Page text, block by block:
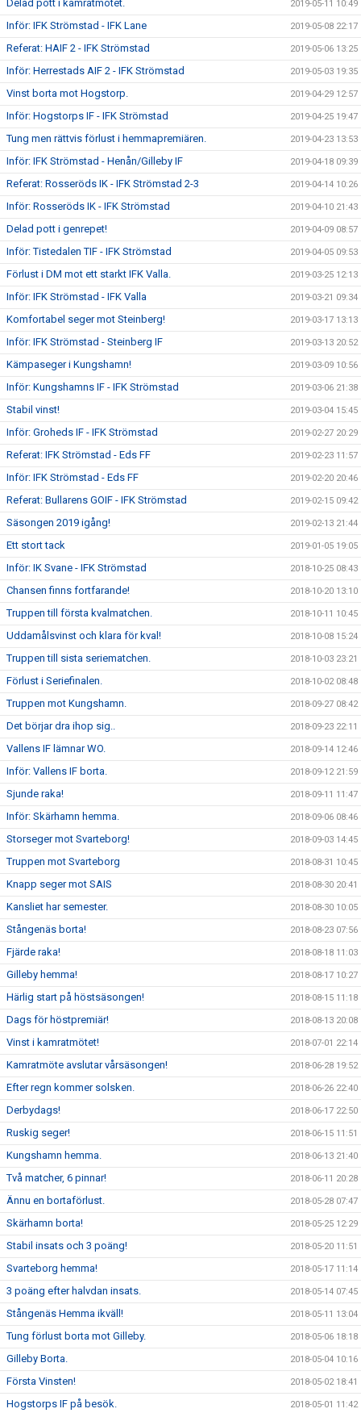
Delad pott i kamratmötet. 2019-05-11 10:49
Inför: IFK Strömstad - IFK Lane 2019-05-08 22:17
Referat: HAIF 2 - IFK Strömstad 2019-05-06 13:25
Inför: Herrestads AIF 2 - IFK Strömstad 2019-05-03 19:35
Vinst borta mot Hogstorp. 2019-04-29 12:57
Inför: Hogstorps IF - IFK Strömstad 2019-04-25 19:47
Tung men rättvis förlust i hemmapremiären. 2019-04-23 13:53
Inför: IFK Strömstad - Henån/Gilleby IF 2019-04-18 09:39
Referat: Rosseröds IK - IFK Strömstad 2-3 2019-04-14 10:26
Inför: Rosseröds IK - IFK Strömstad 2019-04-10 21:43
Delad pott i genrepet! 2019-04-09 08:57
Inför: Tistedalen TIF - IFK Strömstad 2019-04-05 09:53
Förlust i DM mot ett starkt IFK Valla. 2019-03-25 12:13
Inför: IFK Strömstad - IFK Valla 2019-03-21 09:34
Komfortabel seger mot Steinberg! 2019-03-17 13:13
Inför: IFK Strömstad - Steinberg IF 2019-03-13 20:52
Kämpaseger i Kungshamn! 2019-03-09 10:56
Inför: Kungshamns IF - IFK Strömstad 2019-03-06 21:38
Stabil vinst! 2019-03-04 15:45
Inför: Groheds IF - IFK Strömstad 2019-02-27 20:29
Referat: IFK Strömstad - Eds FF 2019-02-23 11:57
Inför: IFK Strömstad - Eds FF 2019-02-20 20:46
Referat: Bullarens GOIF - IFK Strömstad 2019-02-15 09:42
Säsongen 2019 igång! 2019-02-13 21:44
Ett stort tack 2019-01-05 19:05
Inför: IK Svane - IFK Strömstad 2018-10-25 08:43
Chansen finns fortfarande! 2018-10-20 13:10
Truppen till första kvalmatchen. 2018-10-11 10:45
Uddamålsvinst och klara för kval! 2018-10-08 15:24
Truppen till sista seriematchen. 2018-10-03 23:21
Förlust i Seriefinalen. 2018-10-02 08:48
Truppen mot Kungshamn. 2018-09-27 08:42
Det börjar dra ihop sig.. 2018-09-23 22:11
Vallens IF lämnar WO. 2018-09-14 12:46
Inför: Vallens IF borta. 2018-09-12 21:59
Sjunde raka! 2018-09-11 11:47
Inför: Skärhamn hemma. 2018-09-06 08:46
Storseger mot Svarteborg! 2018-09-03 14:45
Truppen mot Svarteborg 2018-08-31 10:45
Knapp seger mot SAIS 2018-08-30 20:41
Kansliet har semester. 2018-08-30 10:05
Stångenäs borta! 2018-08-23 07:56
Fjärde raka! 2018-08-18 11:03
Gilleby hemma! 2018-08-17 10:27
Härlig start på höstsäsongen! 2018-08-15 11:18
Dags för höstpremiär! 2018-08-13 20:08
Vinst i kamratmötet! 2018-07-01 22:14
Kamratmöte avslutar vårsäsongen! 2018-06-28 19:52
Efter regn kommer solsken. 2018-06-26 22:40
Derbydags! 2018-06-17 22:50
Ruskig seger! 2018-06-15 11:51
Kungshamn hemma. 2018-06-13 21:40
Två matcher, 6 pinnar! 2018-06-11 20:28
Ännu en bortaförlust. 2018-05-28 07:47
Skärhamn borta! 2018-05-25 12:29
Stabil insats och 3 poäng! 2018-05-20 11:51
Svarteborg hemma! 2018-05-17 11:14
3 poäng efter halvdan insats. 2018-05-14 07:45
Stångenäs Hemma ikväll! 2018-05-11 13:04
Tung förlust borta mot Gilleby. 2018-05-06 18:18
Gilleby Borta. 2018-05-04 10:16
Första Vinsten! 2018-05-02 18:41
Hogstorps IF på besök. 2018-05-01 11:42